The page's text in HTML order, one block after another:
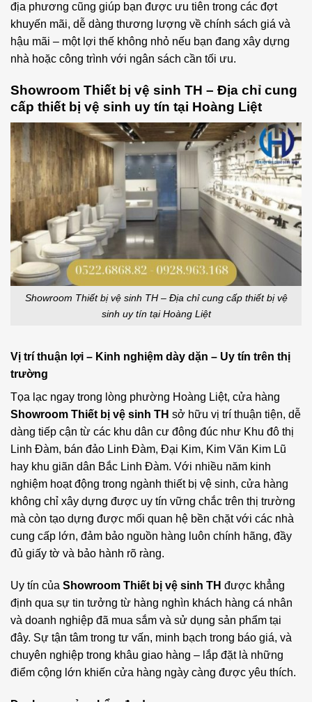
địa phương cũng giúp bạn được ưu tiên trong các đợt
khuyến mãi, dễ dàng thương lượng về chính sách giá và
hậu mãi – một lợi thế không nhỏ nếu bạn đang xây dựng
nhà hoặc công trình với ngân sách cần tối ưu.
Showroom Thiết bị vệ sinh TH – Địa chỉ cung
cấp thiết bị vệ sinh uy tín tại Hoàng Liệt
Showroom Thiết bị vệ sinh TH – Địa chỉ cung cấp thiết bị vệ
sinh uy tín tại Hoàng Liệt
Vị trí thuận lợi – Kinh nghiệm dày dặn – Uy tín trên thị
trường
Tọa lạc ngay trong lòng phường Hoàng Liệt, cửa hàng
Showroom Thiết bị vệ sinh TH sở hữu vị trí thuận tiện, dễ
dàng tiếp cận từ các khu dân cư đông đúc như Khu đô thị
Linh Đàm, bán đảo Linh Đàm, Đại Kim, Kim Văn Kim Lũ
hay khu giãn dân Bắc Linh Đàm. Với nhiều năm kinh
nghiệm hoạt động trong ngành thiết bị vệ sinh, cửa hàng
không chỉ xây dựng được uy tín vững chắc trên thị trường
mà còn tạo dựng được mối quan hệ bền chặt với các nhà
cung cấp lớn, đảm bảo nguồn hàng luôn chính hãng, đầy
đủ giấy tờ và bảo hành rõ ràng.
Uy tín của Showroom Thiết bị vệ sinh TH được khẳng
định qua sự tin tưởng từ hàng nghìn khách hàng cá nhân
và doanh nghiệp đã mua sắm và sử dụng sản phẩm tại
đây. Sự tận tâm trong tư vấn, minh bạch trong báo giá, và
chuyên nghiệp trong khâu giao hàng – lắp đặt là những
điểm cộng lớn khiến cửa hàng ngày càng được yêu thích.